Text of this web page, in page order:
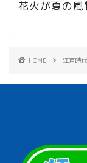
花火が夏の風
HOME 江戸時代